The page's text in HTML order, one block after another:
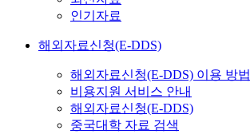
인기자료
해외자료신청(E-DDS)
해외자료신청(E-DDS) 이용 방법
비용지원 서비스 안내
해외자료신청(E-DDS)
중국대학 자료 검색